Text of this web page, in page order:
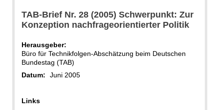
TAB-Brief Nr. 28 (2005) Schwerpunkt: Zur
Konzeption nachfrageorientierter Politik
Herausgeber:
Büro für Technikfolgen-Abschätzung beim Deutschen
Bundestag (TAB)
Datum:
Juni 2005
Links